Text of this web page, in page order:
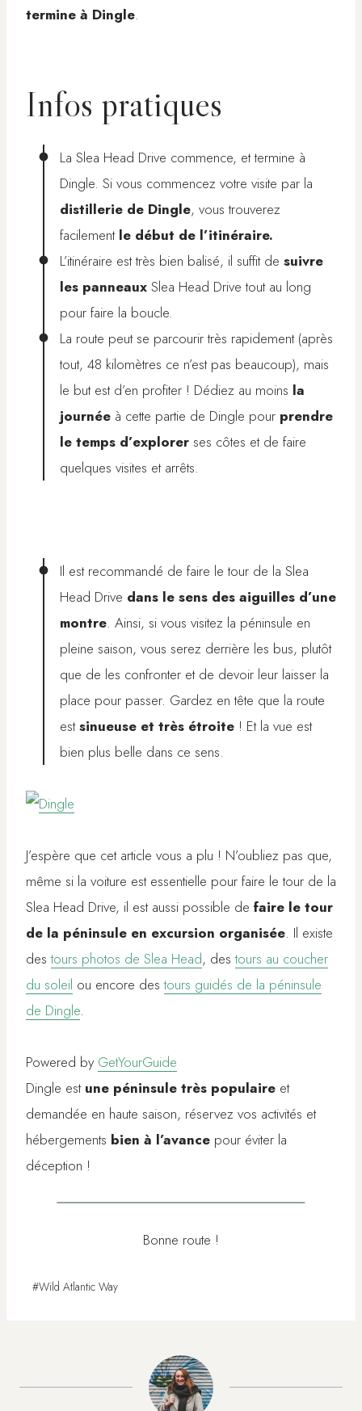
termine à Dingle.
Infos pratiques
La Slea Head Drive commence, et termine à
Dingle. Si vous commencez votre visite par la
distillerie de Dingle, vous trouverez
facilement le début de l’itinéraire.
L’itinéraire est très bien balisé, il suffit de suivre
les panneaux Slea Head Drive tout au long
pour faire la boucle.
La route peut se parcourir très rapidement (après
tout, 48 kilomètres ce n’est pas beaucoup), mais
le but est d’en profiter ! Dédiez au moins la
journée à cette partie de Dingle pour prendre
le temps d’explorer ses côtes et de faire
quelques visites et arrêts.
Il est recommandé de faire le tour de la Slea
Head Drive dans le sens des aiguilles d’une
montre. Ainsi, si vous visitez la péninsule en
pleine saison, vous serez derrière les bus, plutôt
que de les confronter et de devoir leur laisser la
place pour passer. Gardez en tête que la route
estsinueuse et très étroite ! Et la vue est
bien plus belle dans ce sens.
J’espère que cet article vous a plu ! N’oubliez pas que,
même si la voiture est essentielle pour faire le tour de la
Slea Head Drive, il est aussi possible de faire le tour
de la péninsule en excursion organisée. Il existe
destours photos de Slea Head, destours au coucher
du soleil ou encore destours guidés de la péninsule
de Dingle.
Powered by GetYourGuide
Dingle est une péninsule très populaire et
demandée en haute saison, réservez vos activités et
hébergements bien à l’avance pour éviter la
déception !
Bonne route !
Étiquettes
#Wild Atlantic Way